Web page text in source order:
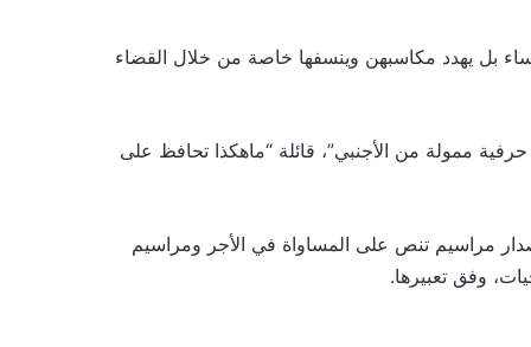
يحقق أي مكسب للنساء بل يهدد مكاسبهن وينسفها خاصة من خلال القضاء
ممولة من الأجنبي”، قائلة “ماهكذا تحافظ على
مراسيم تنص على المساواة في الأجر ومراسيم
وفق تعبيرها.